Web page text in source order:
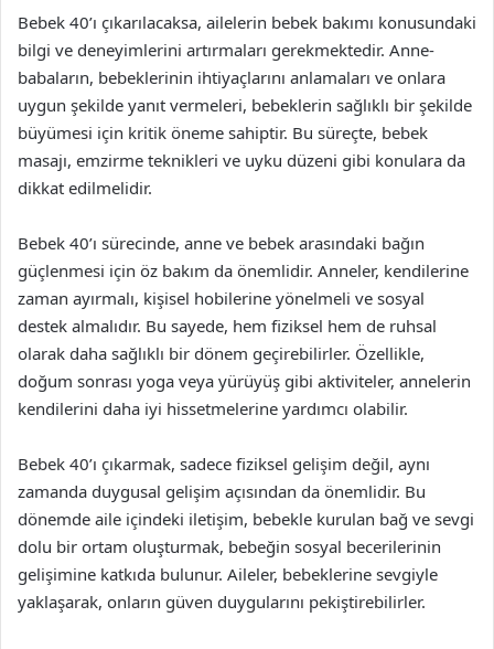
Bebek 40’ı çıkarılacaksa, ailelerin bebek bakımı konusundaki
bilgi ve deneyimlerini artırmaları gerekmektedir. Anne-
babaların, bebeklerinin ihtiyaçlarını anlamaları ve onlara
uygun şekilde yanıt vermeleri, bebeklerin sağlıklı bir şekilde
büyümesi için kritik öneme sahiptir. Bu süreçte, bebek
masajı, emzirme teknikleri ve uyku düzeni gibi konulara da
dikkat edilmelidir.
Bebek 40’ı sürecinde, anne ve bebek arasındaki bağın
güçlenmesi için öz bakım da önemlidir. Anneler, kendilerine
zaman ayırmalı, kişisel hobilerine yönelmeli ve sosyal
destek almalıdır. Bu sayede, hem fiziksel hem de ruhsal
olarak daha sağlıklı bir dönem geçirebilirler. Özellikle,
doğum sonrası yoga veya yürüyüş gibi aktiviteler, annelerin
kendilerini daha iyi hissetmelerine yardımcı olabilir.
Bebek 40’ı çıkarmak, sadece fiziksel gelişim değil, aynı
zamanda duygusal gelişim açısından da önemlidir. Bu
dönemde aile içindeki iletişim, bebekle kurulan bağ ve sevgi
dolu bir ortam oluşturmak, bebeğin sosyal becerilerinin
gelişimine katkıda bulunur. Aileler, bebeklerine sevgiyle
yaklaşarak, onların güven duygularını pekiştirebilirler.